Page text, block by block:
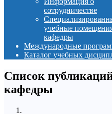
сотрудничестве
учебные
кафедры
Международные
Каталог учебных
Список
кафедры